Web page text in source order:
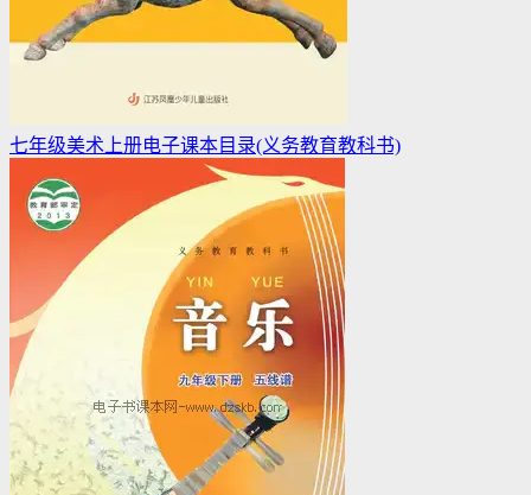
七年级美术上册电子课本目录(义务教育教科书)